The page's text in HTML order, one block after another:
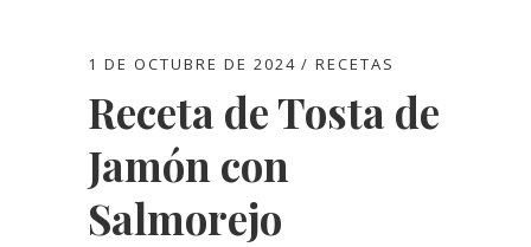
1 DE OCTUBRE DE 2024 RECETAS
Receta de Tosta de
Jamón con
Salmorejo